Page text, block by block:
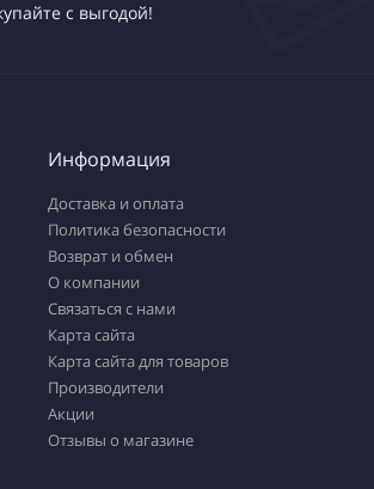
с выгодой!
Информация
Доставка и оплата
Политика безопасности
Возврат и обмен
О компании
Связаться с нами
Карта сайта
Карта сайта для товаров
Производители
Акции
Отзывы о магазине